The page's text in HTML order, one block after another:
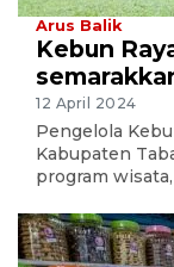
Arus Balik
Kebun
12 April 2024
Pengelola
Kabupaten
program